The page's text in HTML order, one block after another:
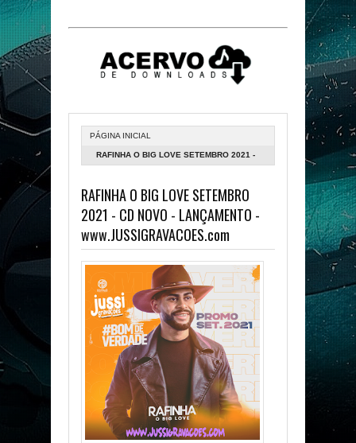
PÁGINA INICIAL
RAFINHA O BIG LOVE SETEMBRO 2021 -
WWW.JUSSIGRAVACOES.COM
RAFINHA O BIG LOVE SETEMBRO
2021 - CD NOVO - LANÇAMENTO -
www.JUSSIGRAVACOES.com